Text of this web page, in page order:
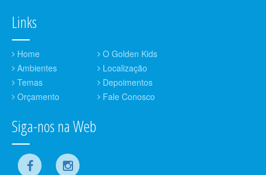
Links
Home
O Golden Kids
Ambientes
Localização
Temas
Depoimentos
Orçamento
Fale Conosco
Siga-nos na Web